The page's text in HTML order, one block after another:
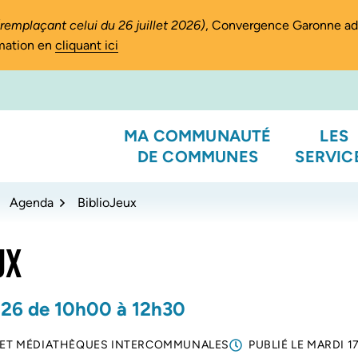
celui du 26 juillet 2026), Convergence Garonne
en cliquant ici
MA COMMUNAUTÉ
DE COMMUNES
LES
Agenda BiblioJeux
de 10h00 à 12h30
MÉDIATHÈQUES INTERCOMMUNALES PUBLIÉ LE MARDI